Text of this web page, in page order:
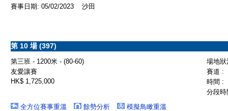
賽事日期: 05/02/2023 沙田
第 10 場 (397)
第三班 - 1200米 - (80-60)
場地
友愛讓賽
賽道 :
HK$ 1,725,000
時間 :
分段
全方位賽事重溫
餘勢分析 模擬鳥瞰重溫